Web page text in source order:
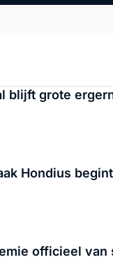
blijft grote
Hondius
officieel van